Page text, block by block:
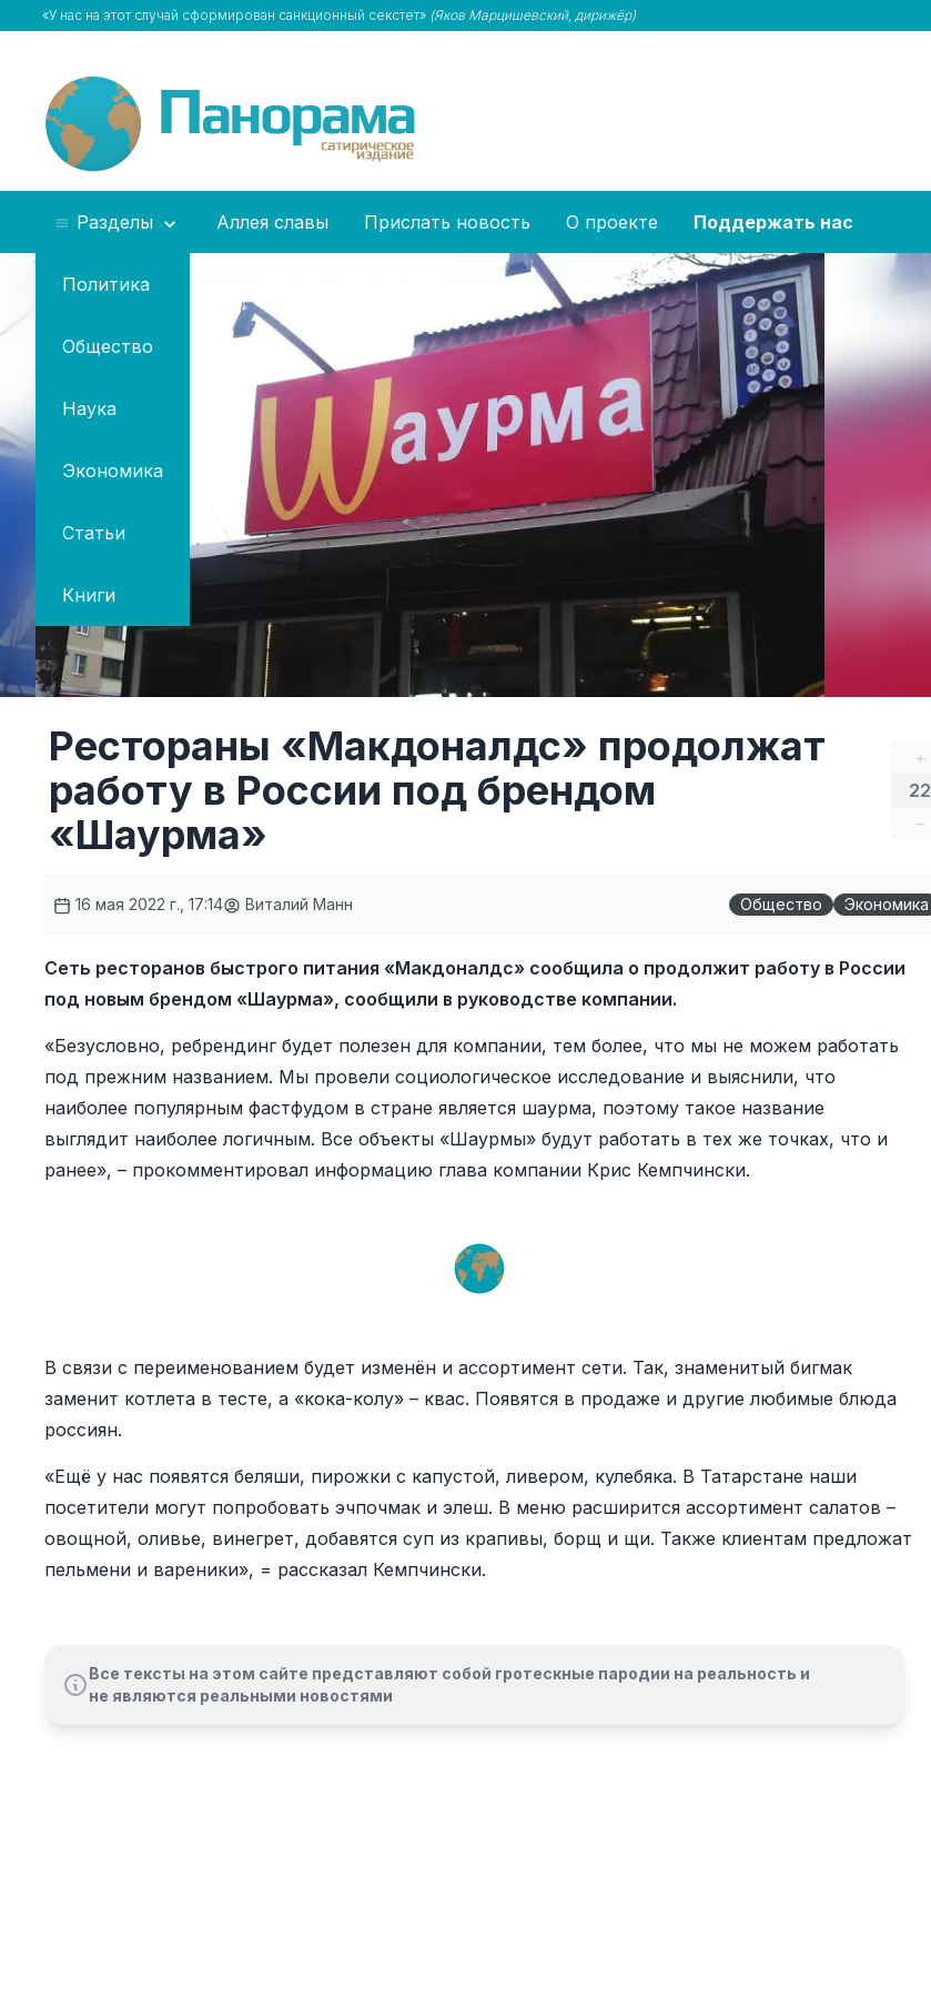
«У нас на этот случай сформирован санкционный секстет» (Яков Марцишевский, дирижёр)
Разделы
Политика
Общество
Наука
Экономика
Статьи
Книги
Аллея славы Прислать новость О проекте Поддержать нас
+
22
–
Рестораны «Макдоналдс» продолжат
работу в России под брендом
«Шаурма»
16 мая 2022 г., 17:14 Виталий Манн Общество Экономика
Сеть ресторанов быстрого питания «Макдоналдс» сообщила о продолжит работу в России
под новым брендом «Шаурма», сообщили в руководстве компании.
«Безусловно, ребрендинг будет полезен для компании, тем более, что мы не можем работать
под прежним названием. Мы провели социологическое исследование и выяснили, что
наиболее популярным фастфудом в стране является шаурма, поэтому такое название
выглядит наиболее логичным. Все объекты «Шаурмы» будут работать в тех же точках, что и
ранее», – прокомментировал информацию глава компании Крис Кемпчински.
В связи с переименованием будет изменён и ассортимент сети. Так, знаменитый бигмак
заменит котлета в тесте, а «кока-колу» – квас. Появятся в продаже и другие любимые блюда
россиян.
«Ещё у нас появятся беляши, пирожки с капустой, ливером, кулебяка. В Татарстане наши
посетители могут попробовать эчпочмак и элеш. В меню расширится ассортимент салатов –
овощной, оливье, винегрет, добавятся суп из крапивы, борщ и щи. Также клиентам предложат
пельмени и вареники», = рассказал Кемпчински.
Все тексты на этом сайте представляют собой гротескные пародии на реальность и
не являются реальными новостями